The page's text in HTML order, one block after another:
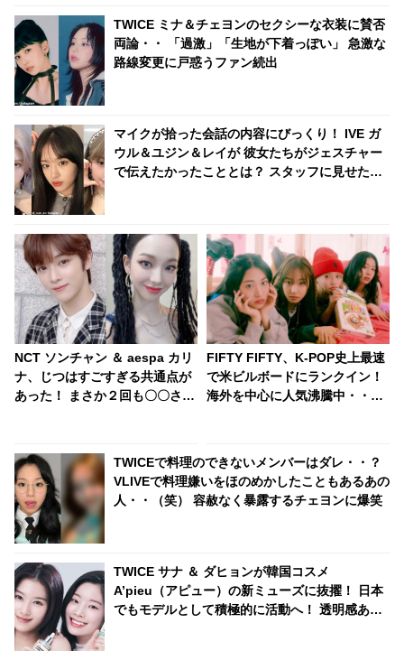
TWICE ミナ＆チェヨンのセクシーな衣装に賛否
両論・・ 「過激」「生地が下着っぽい」 急激な
路線変更に戸惑うファン続出
マイクが拾った会話の内容にびっくり！ IVE ガ
ウル＆ユジン＆レイが 彼女たちがジェスチャー
で伝えたかったこととは？ スタッフに見せた優
NCT ソンチャン ＆ aespa カリ
ナ、じつはすごすぎる共通点が
あった！ まさか２回も〇〇され
とは？
FIFTY FIFTY、K-POP史上最速
で米ビルボードにランクイン！
海外を中心に人気沸騰中・・な
TWICEで料理のできないメンバーはダレ・・？
VLIVEで料理嫌いをほのめかしたこともあるあの
人・・（笑） 容赦なく暴露するチェヨンに爆笑
TWICE サナ ＆ ダヒョンが韓国コスメ
A’pieu（アピュー）の新ミューズに抜擢！ 日本
でもモデルとして積極的に活動へ！ 透明感あふ